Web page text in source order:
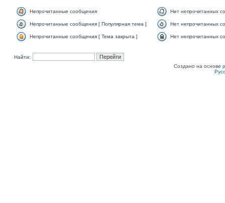
Непрочитанные сообщения Нет непрочитанных
Непрочитанные сообщения [ Популярная тема ] Нет непрочитанных
Непрочитанные сообщения [ Тема закрыта ] Нет непрочитанных
Найти:
Создано на основе